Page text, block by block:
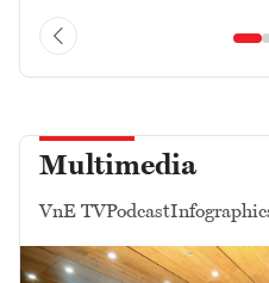
Multimedia
VnE TVPodcast